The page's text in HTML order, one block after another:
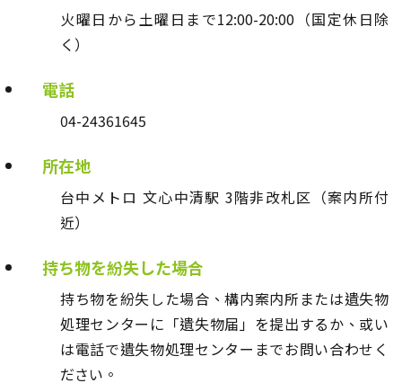
火曜日から土曜日まで12:00-20:00（国定休日除
く）
電話
04-24361645
所在地
台中メトロ 文心中清駅 3階非改札区（案内所付
近）
持ち物を紛失した場合
持ち物を紛失した場合、構内案内所または遺失物
処理センターに「遺失物届」を提出するか、或い
は電話で遺失物処理センターまでお問い合わせく
ださい。